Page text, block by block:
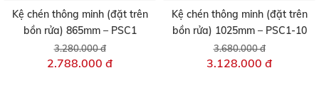
Kệ chén thông minh (đặt trên
bồn rửa) 865mm – PSC1
3.280.000 đ
2.788.000 đ
Kệ chén thông minh (đặt trên
bồn rửa) 1025mm – PSC1-10
3.680.000 đ
3.128.000 đ